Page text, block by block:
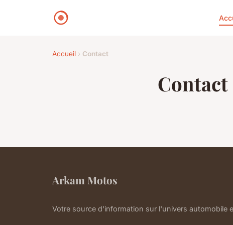
Accueil › Contact
Contact
Arkam Motos
Votre source d'information sur l'univers automobile